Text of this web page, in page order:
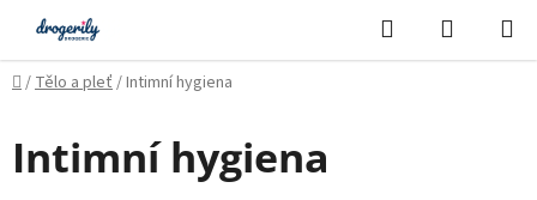
Přejít
obsah
Hledat
KOŠÍK
Domů
/Tělo a pleť/Intimní hygiena
Intimní hygiena